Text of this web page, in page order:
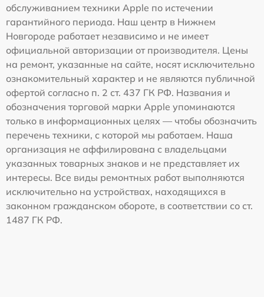
обслуживанием техники Apple по истечении
гарантийного периода. Наш центр в Нижнем
Новгороде работает независимо и не имеет
официальной авторизации от производителя. Цены
на ремонт, указанные на сайте, носят исключительно
ознакомительный характер и не являются публичной
офертой согласно п. 2 ст. 437 ГК РФ. Названия и
обозначения торговой марки Apple упоминаются
только в информационных целях — чтобы обозначить
перечень техники, с которой мы работаем. Наша
организация не аффилирована с владельцами
указанных товарных знаков и не представляет их
интересы. Все виды ремонтных работ выполняются
исключительно на устройствах, находящихся в
законном гражданском обороте, в соответствии со ст.
1487 ГК РФ.